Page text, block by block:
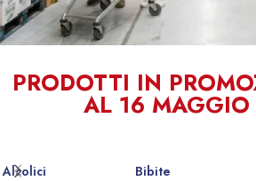
Qualità
PRODOTTI IN
AL 16
Alcolici Bibite